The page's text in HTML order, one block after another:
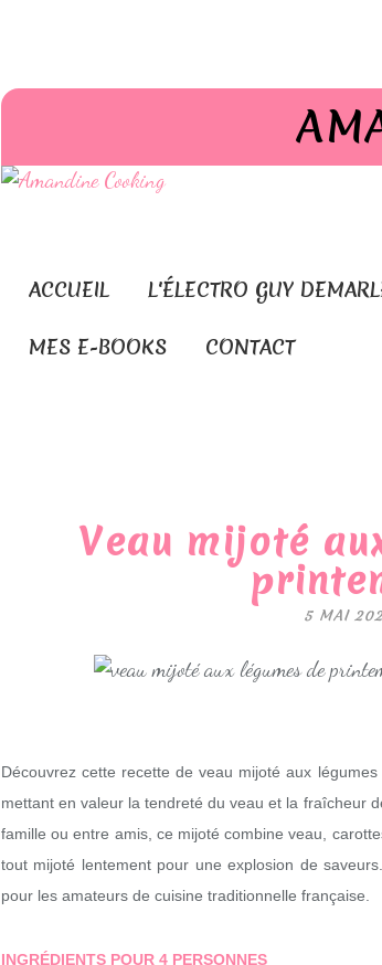
ACCUEIL L'ÉLECTRO GUY
MES E-BOOKS CONTACT
Veau mijoté
5 MAI
Découvrez cette recette de veau mijoté aux
mettant en valeur la tendreté du veau et la fraîcheur
famille ou entre amis, ce mijoté combine veau,
tout mijoté lentement pour une explosion de saveurs.
pour les amateurs de cuisine traditionnelle française.
INGRÉDIENTS POUR 4 PERSONNES